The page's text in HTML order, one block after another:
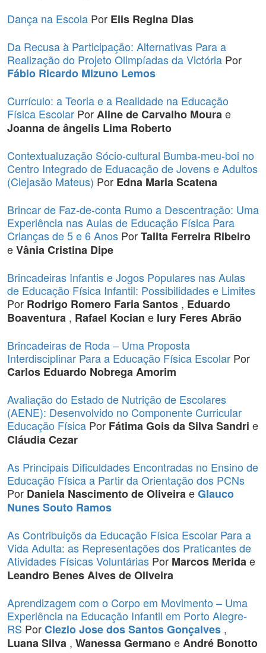
Dança na Escola Por Elis Regina Dias
Da Recusa à Participação: Alternativas Para a
Realização do Projeto Olimpíadas da Victória Por
Fábio Ricardo Mizuno Lemos
Currículo: a Teoria e a Realidade na Educação
Física Escolar PorAline de Carvalho Mourae
Joanna de ângelis Lima Roberto
Contextualuzação Sócio-cultural Bumba-meu-boi no
Centro Integrado de Eduacação de Jovens e Adultos
(Ciejasão Mateus) Por Edna Maria Scatena
Brincar de Faz-de-conta Rumo a Descentração: Uma
Experiência nas Aulas de Educação Física Para
Crianças de 5 e 6 Anos PorTalita Ferreira Ribeiro
eVânia Cristina Dipe
Brincadeiras Infantis e Jogos Populares nas Aulas
de Educação Física Infantil: Possibilidades e Limites
Por Rodrigo Romero Faria Santos , Eduardo
Boaventura , Rafael Kocian e Iury Feres Abrão
Brincadeiras de Roda – Uma Proposta
Interdisciplinar Para a Educação Física Escolar Por
Carlos Eduardo Nobrega Amorim
Avaliação do Estado de Nutrição de Escolares
(AENE): Desenvolvido no Componente Curricular
Educação Física Por Fátima Gois da Silva Sandri e
Cláudia Cezar
As Principais Dificuldades Encontradas no Ensino de
Educação Física a Partir da Orientação dos PCNs
Por Daniela Nascimento de OliveiraeGlauco
Nunes Souto Ramos
As Contribuiçõs da Educação Física Escolar Para a
Vida Adulta: as Representações dos Praticantes de
Atividades Físicas Voluntárias Por Marcos Meridae
Leandro Benes Alves de Oliveira
Aprendizagem com o Corpo em Movimento – Uma
Experiência na Educação Infantil em Porto Alegre-
RS PorClezio Jose dos Santos Gonçalves ,
Luana Silva , Wanessa GermanoeAndré Bonotto